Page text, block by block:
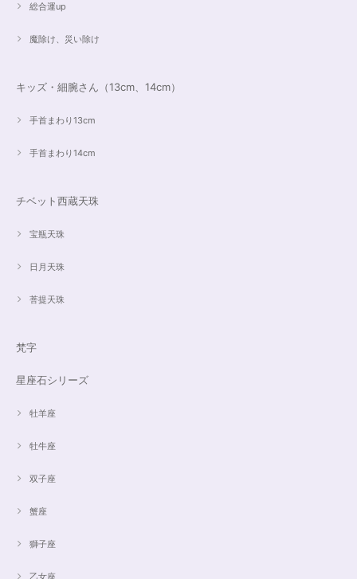
総合運up
魔除け、災い除け
キッズ・細腕さん（13cm、14cm）
手首まわり13cm
手首まわり14cm
チベット西蔵天珠
宝瓶天珠
日月天珠
菩提天珠
梵字
星座石シリーズ
牡羊座
牡牛座
双子座
蟹座
獅子座